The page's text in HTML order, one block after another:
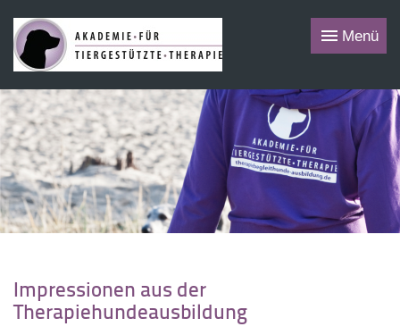
Menü
Impressionen aus der
Therapiehundeausbildung